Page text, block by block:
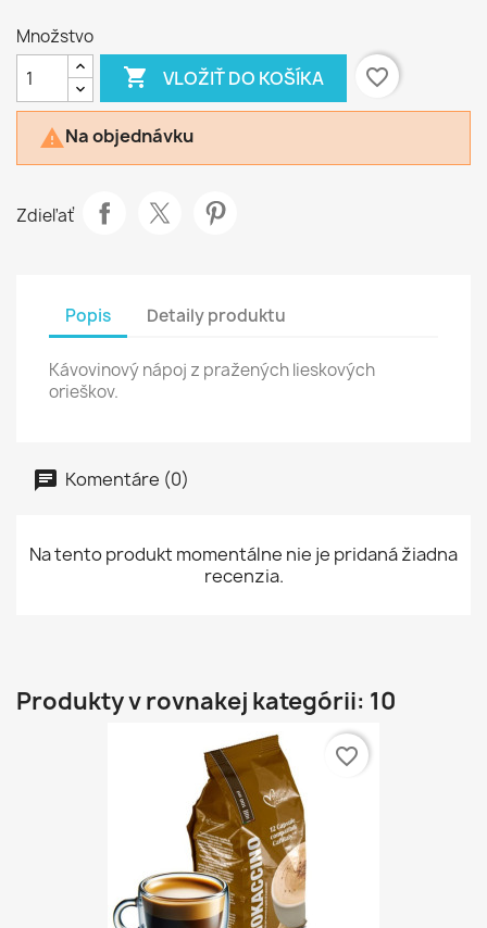
Množstvo
 VLOŽIŤ DO KOŠÍKA favorite_border
Na objednávku
Zdieľať
Popis Detaily produktu
Kávovinový nápoj z pražených lieskových
orieškov.
Komentáre (0)
Na tento produkt momentálne nie je pridaná žiadna
recenzia.
Produkty v rovnakej kategórii: 10
favorite_border